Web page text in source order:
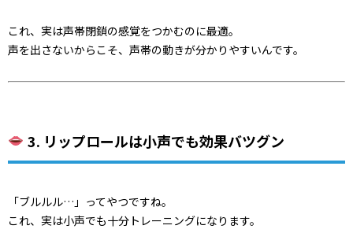
これ、実は声帯閉鎖の感覚をつかむのに最適。
声を出さないからこそ、声帯の動きが分かりやすいんです。
3. リップロールは小声でも効果バツグン
「ブルルル…」ってやつですね。
これ、実は小声でも十分トレーニングになります。